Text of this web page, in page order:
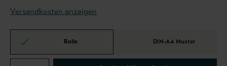
Versandkosten anzeigen
Rolle DIN-A4 Muster